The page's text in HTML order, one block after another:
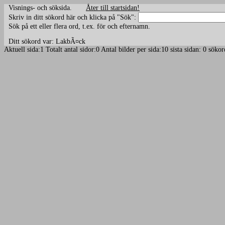
Visnings- och söksida. Åter till startsidan!
Skriv in ditt sökord här och klicka på "Sök":
Sök på ett eller flera ord, t.ex. för och efternamn.
Ditt sökord var: LakbÃ¤ck
Aktuell sida:1 Totalt antal sidor:0 Antal bilder per sida:10 sista sidan: 0